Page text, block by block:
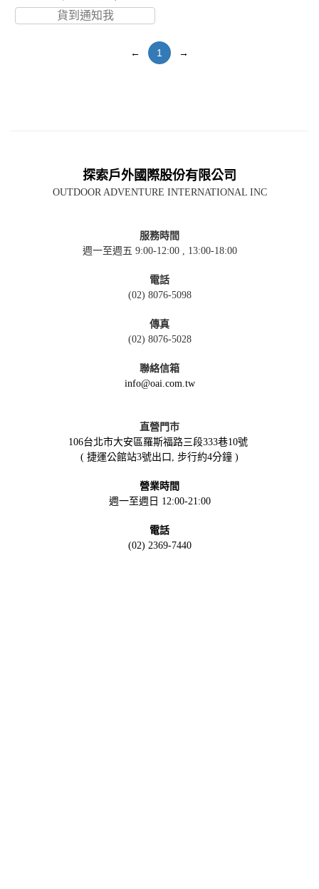
貨到通知我
← 1 →
探索戶外國際股份有限公司
OUTDOOR ADVENTURE INTERNATIONAL INC
服務時間
週一至週五 9:00-12:00 , 13:00-18:00
電話
(02) 8076-5098
傳真
(02) 8076-5028
聯絡信箱
info@oai.com.tw
直營門市
106台北市大安區羅斯福路三段333巷10號
( 捷運公館站3號出口, 步行約4分鐘 )
營業時間
週一至週日 12:00-21:00
電話
(02) 2369-7440